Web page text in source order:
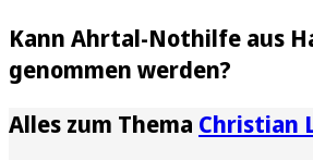
Kann Ahrtal-Nothilfe aus
genommen werden?
Alles zum Thema Christian